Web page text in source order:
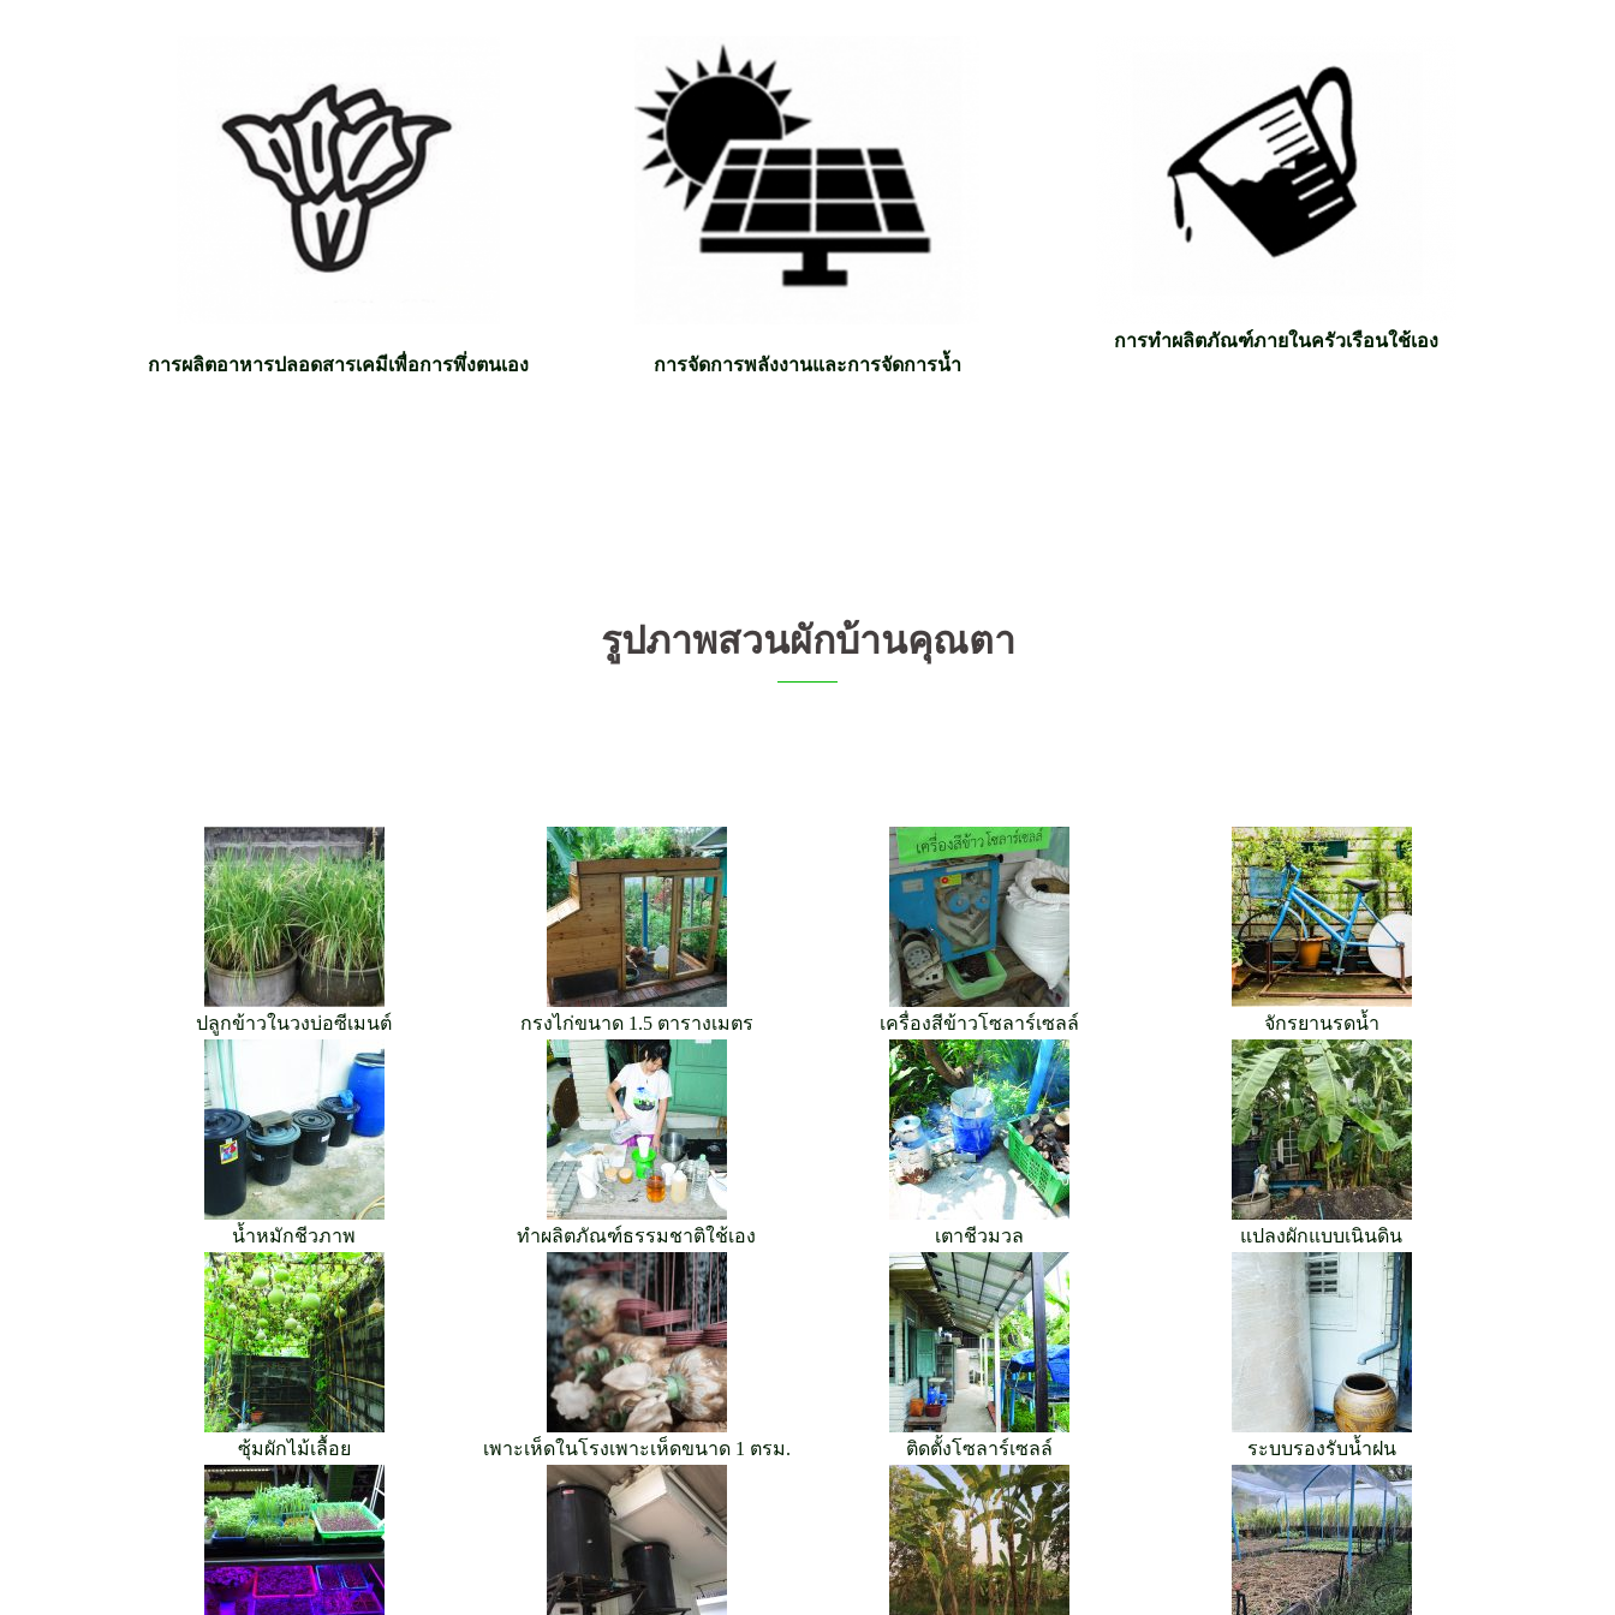
การผลิตอาหารปลอดสารเคมีเพื่อการพึ่งตนเอง การจัดการพลังงานและการจัดการน้ำ
การทำผลิตภัณฑ์ภายในครัวเรือนใช้เอง
รูปภาพสวนผักบ้านคุณตา
ปลูกข้าวในวงบ่อซีเมนต์ กรงไก่ขนาด 1.5 ตารางเมตร เครื่องสีข้าวโซลาร์เซลล์ จักรยานรดน้ำ
น้ำหมักชีวภาพ ทำผลิตภัณฑ์ธรรมชาติใช้เอง เตาชีวมวล แปลงผักแบบเนินดิน
ซุ้มผักไม้เลื้อย เพาะเห็ดในโรงเพาะเห็ดขนาด 1 ตรม. ติดตั้งโซลาร์เซลล์ ระบบรองรับน้ำฝน